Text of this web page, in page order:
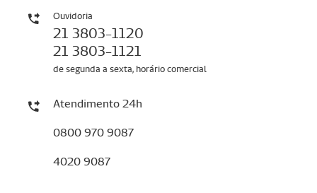
Ouvidoria
21 3803-1120
21 3803-1121
de segunda a sexta, horário comercial
Atendimento 24h
0800 970 9087
4020 9087